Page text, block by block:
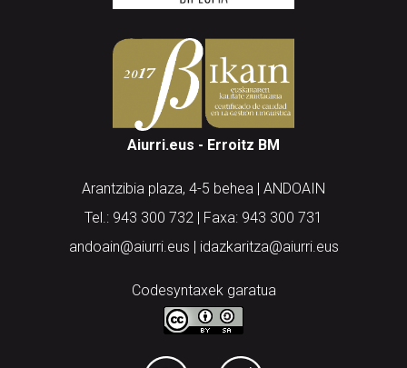
Aiurri.eus - Erroitz BM
Arantzibia plaza, 4-5 behea | ANDOAIN
Tel.: 943 300 732 | Faxa: 943 300 731
andoain@aiurri.eus | idazkaritza@aiurri.eus
Codesyntaxek garatua